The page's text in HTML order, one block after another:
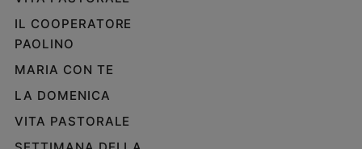
IL COOPERATORE
PAOLINO
MARIA CON TE
LA DOMENICA
VITA PASTORALE